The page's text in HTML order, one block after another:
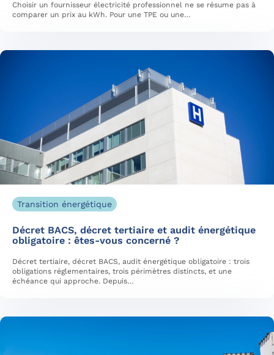
Choisir un fournisseur électricité professionnel ne se résume pas à
comparer un prix au kWh. Pour une TPE ou une…
Transition énergétique
Décret BACS, décret tertiaire et audit énergétique
obligatoire : êtes-vous concerné ?
Décret tertiaire, décret BACS, audit énergétique obligatoire : trois
obligations réglementaires, trois périmètres distincts, et une
échéance qui approche. Depuis…